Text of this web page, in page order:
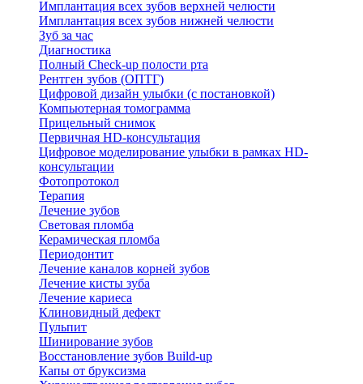
Имплантация всех зубов верхней челюсти
Имплантация всех зубов нижней челюсти
Зуб за час
Диагностика
Полный Check-up полости рта
Рентген зубов (ОПТГ)
Цифровой дизайн улыбки (с постановкой)
Компьютерная томограмма
Прицельный снимок
Первичная HD-консультация
Цифровое моделирование улыбки в рамках HD-
консультации
Фотопротокол
Терапия
Лечение зубов
Световая пломба
Керамическая пломба
Периодонтит
Лечение каналов корней зубов
Лечение кисты зуба
Лечение кариеса
Клиновидный дефект
Пульпит
Шинирование зубов
Восстановление зубов Build-up
Капы от бруксизма